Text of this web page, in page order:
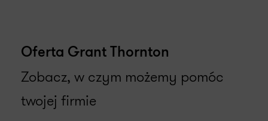
Oferta Grant Thornton
Zobacz, w czym możemy pomóc
twojej firmie